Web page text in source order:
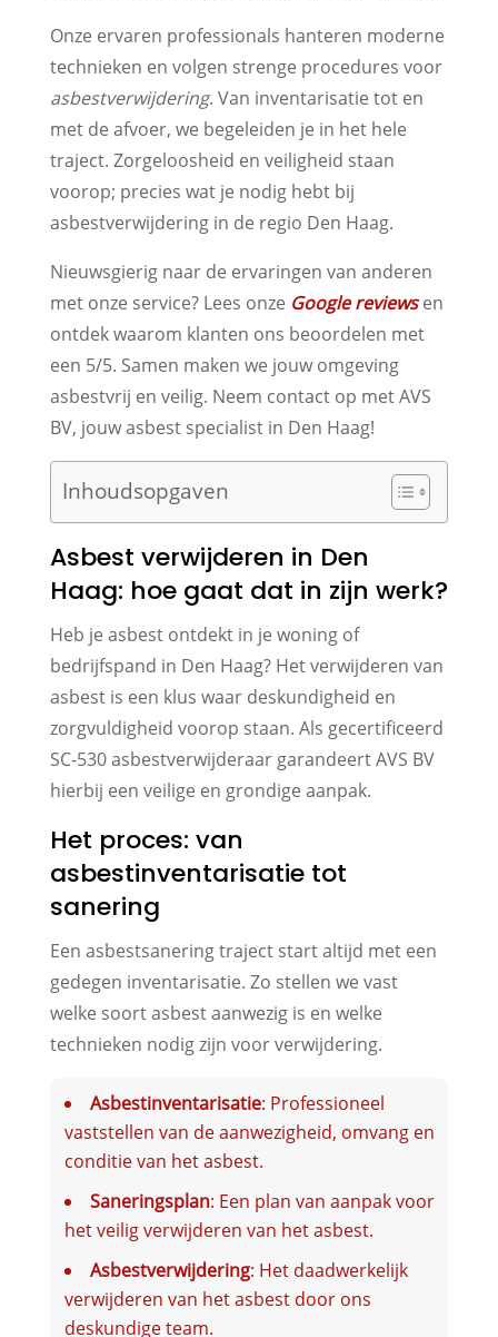
Onze ervaren professionals hanteren moderne
technieken en volgen strenge procedures voor
asbestverwijdering. Van inventarisatie tot en
met de afvoer, we begeleiden je in het hele
traject. Zorgeloosheid en veiligheid staan
voorop; precies wat je nodig hebt bij
asbestverwijdering in de regio Den Haag.
Nieuwsgierig naar de ervaringen van anderen
met onze service? Lees onze Google reviewsen
ontdek waarom klanten ons beoordelen met
een 5/5. Samen maken we jouw omgeving
asbestvrij en veilig. Neem contact op met AVS
BV, jouw asbest specialist in Den Haag!
Inhoudsopgaven
Asbest verwijderen in Den
Haag: hoe gaat dat in zijn werk?
Heb je asbest ontdekt in je woning of
bedrijfspand in Den Haag? Het verwijderen van
asbest is een klus waar deskundigheid en
zorgvuldigheid voorop staan. Als gecertificeerd
SC-530 asbestverwijderaar garandeert AVS BV
hierbij een veilige en grondige aanpak.
Het proces: van
asbestinventarisatie tot
sanering
Een asbestsanering traject start altijd met een
gedegen inventarisatie. Zo stellen we vast
welke soort asbest aanwezig is en welke
technieken nodig zijn voor verwijdering.
Asbestinventarisatie: Professioneel
vaststellen van de aanwezigheid, omvang en
conditie van het asbest.
Saneringsplan: Een plan van aanpak voor
het veilig verwijderen van het asbest.
Asbestverwijdering: Het daadwerkelijk
verwijderen van het asbest door ons
deskundige team.